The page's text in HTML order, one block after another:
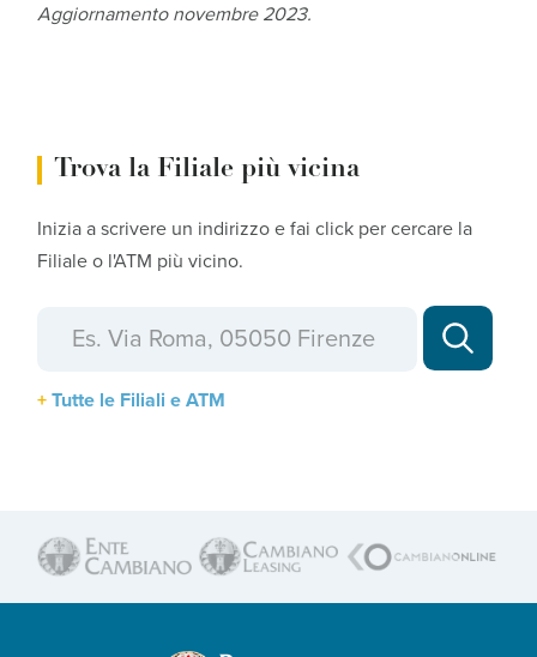
Aggiornamento novembre 2023.
Trova la Filiale più vicina
Inizia a scrivere un indirizzo e fai click per cercare la
Filiale o l'ATM più vicino.
Tutte le Filiali e ATM